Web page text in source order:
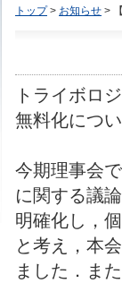
トップ> お知らせ >
トライボロ
無料化につ
今期理事会
に関する議
明確化し，
と考え，本
ました．ま